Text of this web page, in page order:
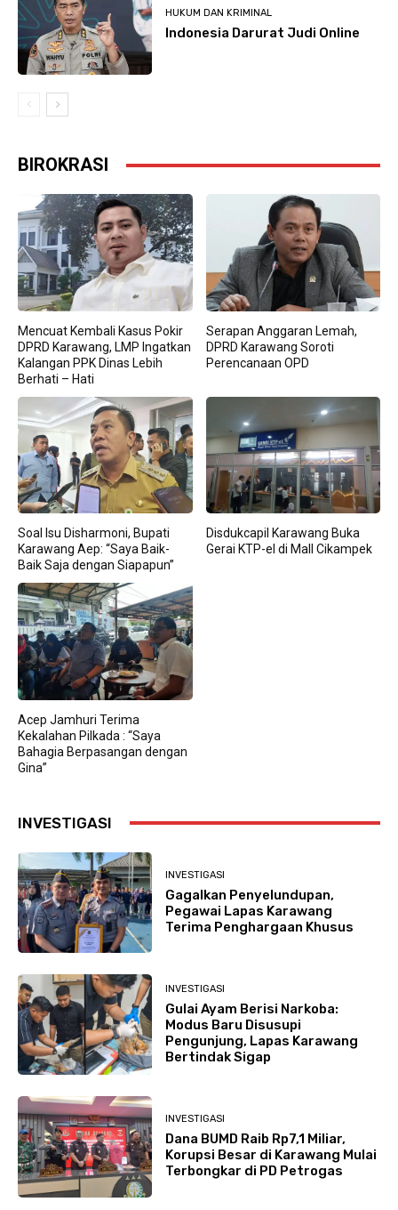
HUKUM DAN KRIMINAL
Indonesia Darurat Judi Online
BIROKRASI
Mencuat Kembali Kasus Pokir
DPRD Karawang, LMP Ingatkan
Kalangan PPK Dinas Lebih
Berhati – Hati
Serapan Anggaran Lemah,
DPRD Karawang Soroti
Perencanaan OPD
Soal Isu Disharmoni, Bupati
Karawang Aep: “Saya Baik-
Baik Saja dengan Siapapun”
Disdukcapil Karawang Buka
Gerai KTP-el di Mall Cikampek
Acep Jamhuri Terima
Kekalahan Pilkada : “Saya
Bahagia Berpasangan dengan
Gina”
INVESTIGASI
INVESTIGASI
Gagalkan Penyelundupan,
Pegawai Lapas Karawang
Terima Penghargaan Khusus
INVESTIGASI
Gulai Ayam Berisi Narkoba:
Modus Baru Disusupi
Pengunjung, Lapas Karawang
Bertindak Sigap
INVESTIGASI
Dana BUMD Raib Rp7,1 Miliar,
Korupsi Besar di Karawang Mulai
Terbongkar di PD Petrogas